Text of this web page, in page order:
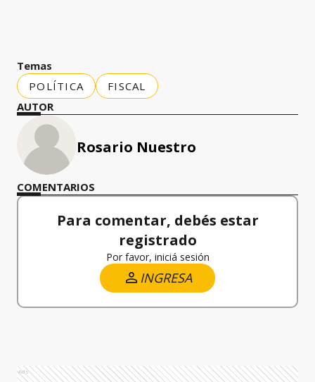
Temas
POLÍTICA
FISCAL
AUTOR
Rosario Nuestro
COMENTARIOS
Para comentar, debés estar
registrado
Por favor, iniciá sesión
INGRESA
Ads